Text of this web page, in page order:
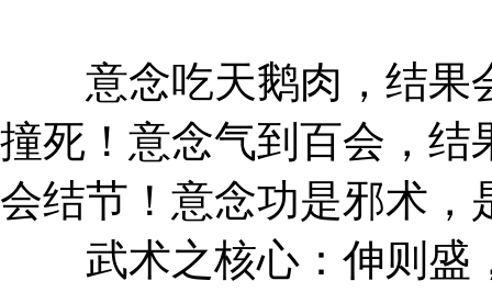
意念吃天鹅肉，结果
撞死！意念气到百会，结
会结节！意念功是邪术，
武术之核心：伸则盛